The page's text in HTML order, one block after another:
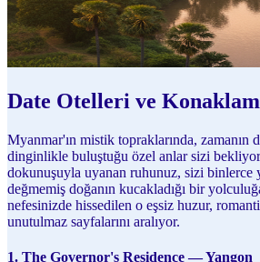
Date Otelleri ve
Myanmar'ın mistik topraklarında, zamanın
dinginlikle buluştuğu özel anlar sizi
dokunuşuyla uyanan ruhunuz, sizi binlerce
değmemiş doğanın kucakladığı bir
nefesinizde hissedilen o eşsiz huzur,
unutulmaz sayfalarını aralıyor.
1. The Governor's Residence — Yangon